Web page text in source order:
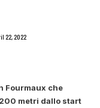
22, 2022
Fourmaux che
metri dallo start